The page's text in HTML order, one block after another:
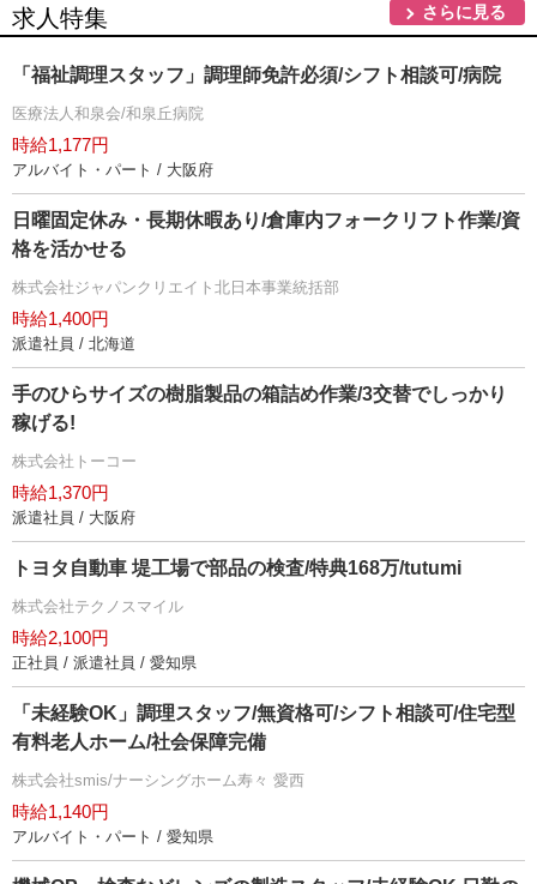
求人特集 さらに見る
「福祉調理スタッフ」調理師免許必須/シフト相談可/病院
医療法人和泉会/和泉丘病院
時給1,177円
アルバイト・パート / 大阪府
日曜固定休み・長期休暇あり/倉庫内フォークリフト作業/資
格を活かせる
株式会社ジャパンクリエイト北日本事業統括部
時給1,400円
派遣社員 / 北海道
手のひらサイズの樹脂製品の箱詰め作業/3交替でしっかり
稼げる!
株式会社トーコー
時給1,370円
派遣社員 / 大阪府
トヨタ自動車 堤工場で部品の検査/特典168万/tutumi
株式会社テクノスマイル
時給2,100円
正社員 / 派遣社員 / 愛知県
「未経験OK」調理スタッフ/無資格可/シフト相談可/住宅型
有料老人ホーム/社会保障完備
株式会社smis/ナーシングホーム寿々 愛西
時給1,140円
アルバイト・パート / 愛知県